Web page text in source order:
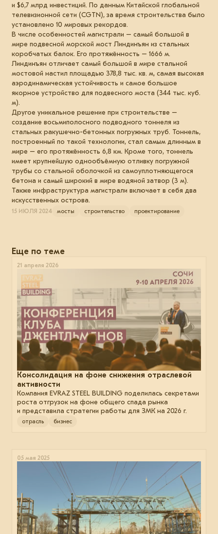
и $6,7 млрд инвестиций. По данным Китайской глобальной
телевизионной сети (CGTN), за время строительства было
установлено 10 мировых рекордов.
В числе особенностей магистрали – самый большой в
мире подвесной морской мост Линдинъян из стальных
коробчатых балок. Его протяжённость – 1666 м.
Линдинъян отличает самый большой в мире стальной
мостовой настил площадью 378,8 тыс. кв. м, самая высокая
аэродинамическая устойчивость и самое большое
якорное устройство для подвесного моста (344 тыс. куб.
м).
Другое уникальное решение при строительстве –
создание восьмиполосного подводного тоннеля из
стальных ракушечно-бетонных погружных труб. Тоннель,
построенный по такой технологии, стал самым длинным в
мире – его протяжённость 6,8 км. Кроме того, тоннель
имеет крупнейшую однообъёмную отливку погружной
трубы со стальной оболочкой из самоуплотняющегося
бетона и самый широкий в мире водяной затвор (3 м).
Также инфраструктура магистрали включает в себя два
искусственных острова.
15 ИЮЛЯ 2024 мосты строительство проектирование
Еще по теме
21 апреля 2026
Консолидация на фоне снижения отраслевой
активности
Компания EVRAZ STEEL BUILDING поделилась секретами
роста отгрузок на фоне общего спада рынка
и представила стратегии работы для ЗМК на 2026 г.
отрасль бизнес
05 мая 2025